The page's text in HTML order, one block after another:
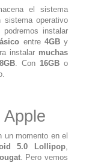
el sistema
operativo
instalar
entre 4GBy
instalar muchas
8GB. Con16GB o
un momento en el
5.0 Lollipop,
. Pero vemos